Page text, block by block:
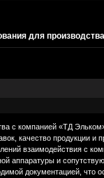
для производства
с компанией «ТД
качество продукции
взаимодействия с
аппаратуры и
документацией, что